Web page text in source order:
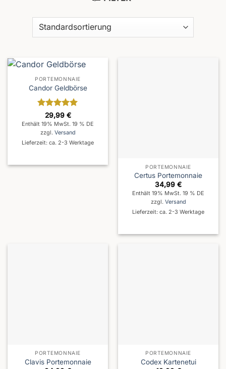
PORTEMONNAIE
Candor Geldbörse
Bewertet
mit 5von
5
29,99 €
Enthält 19% MwSt. 19 % DE
zzgl. Versand
Lieferzeit: ca. 2-3 Werktage
PORTEMONNAIE
Certus Portemonnaie
34,99 €
Enthält 19% MwSt. 19 % DE
zzgl. Versand
Lieferzeit: ca. 2-3 Werktage
PORTEMONNAIE
Clavis Portemonnaie
PORTEMONNAIE
Codex Kartenetui